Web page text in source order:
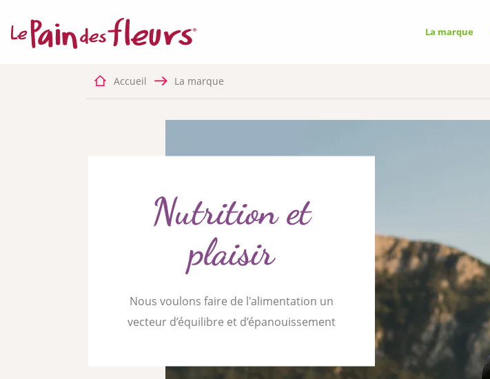
La marque
Accueil La marque
Nutrition et
plaisir
Nous voulons faire de l'alimentation un
vecteur d’équilibre et d’épanouissement